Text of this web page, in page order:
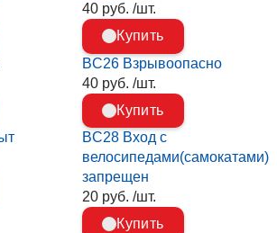
40 руб. /шт.
Купить
BC26 Взрывоопасно
40 руб. /шт.
Купить
BC28 Вход с
велосипедами(самокатами)
запрещен
20 руб. /шт.
Купить